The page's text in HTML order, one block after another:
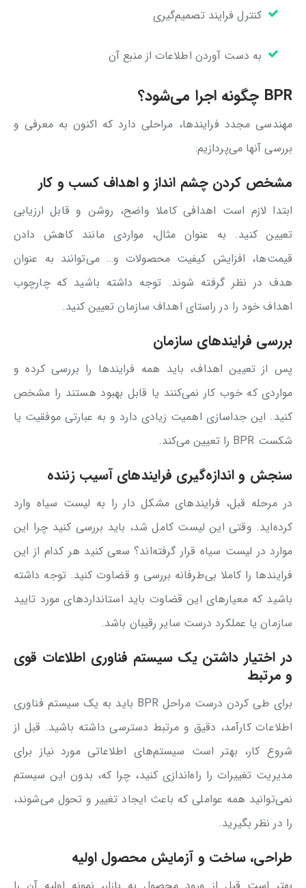
کنترل فرایند تصمیم‌گیری
به دست آوردن اطلاعات از منبع آن
BPR چگونه اجرا می‌شود؟
مهندسی مجدد فرایندها، مراحلی دارد که اکنون به معرفی و
بررسی آنها می‌پردازیم:
مشخص کردن چشم انداز و اهداف کسب و کار
ابتدا لازم است اهدافی کاملا واضح، روشن و قابل ارزیابی
تعیین کنید. به عنوان مثال، مواردی مانند کاهش دادن
قیمت‌ها، افزایش کیفیت محصولات و… می‌توانند به عنوان
هدف در نظر گرفته شوند. توجه داشته باشید که چارچوب
اهداف خود را در راستای اهداف سازمان تعیین کنید.
بررسی فرایندهای سازمان
پس از تعیین اهداف، باید همه فرایندها را بررسی کرده و
مواردی که خوب کار نمی‌کنند یا قابل بهبود هستند را مشخص
کنید. این جداسازی اهمیت زیادی دارد و به عبارتی موفقیت یا
شکست BPR را تعیین می‌کند.
سنجش و اندازه‌گیری فرایندهای آسیب زننده
در مرحله قبل، فرایندهای مشکل دار را به لیست سیاه وارد
کرده‌اید. وقتی این لیست کامل شد، باید بررسی کنید چرا این
موارد در لیست سیاه قرار گرفته‌اند؟ سعی کنید هر کدام از این
فرایندها را کاملا بی‌طرفانه بررسی و قضاوت کنید. توجه داشته
باشید که معیارهای این قضاوت باید استانداردهای مورد تایید
سازمان یا عملکرد درست سایر رقیبان باشد.
در اختیار داشتن یک سیستم فناوری اطلاعات قوی
و مرتبط
برای طی کردن درست مراحل BPR باید به یک سیستم فناوری
اطلاعات کارآمد، دقیق و مرتبط دسترسی داشته باشید. قبل از
شروع کار، بهتر است سیستم‌های اطلاعاتی مورد نیاز برای
مدیریت تغییرات را راه‌اندازی کنید، چرا که، بدون این سیستم
نمی‌توانید همه عواملی که باعث ایجاد تغییر و تحول می‌شوند،
را در نظر بگیرید.
طراحی، ساخت و آزمایش محصول اولیه